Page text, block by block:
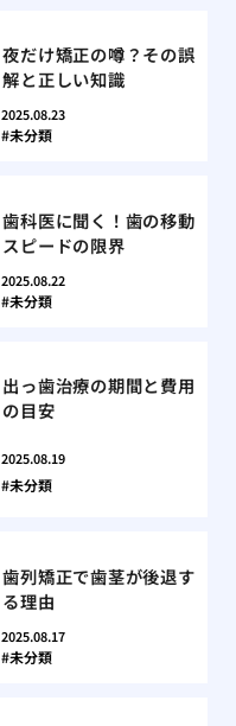
夜だけ矯正の噂？その誤
解と正しい知識
2025.08.23
未分類
歯科医に聞く！歯の移動
スピードの限界
2025.08.22
未分類
出っ歯治療の期間と費用
の目安
2025.08.19
未分類
歯列矯正で歯茎が後退す
る理由
2025.08.17
未分類